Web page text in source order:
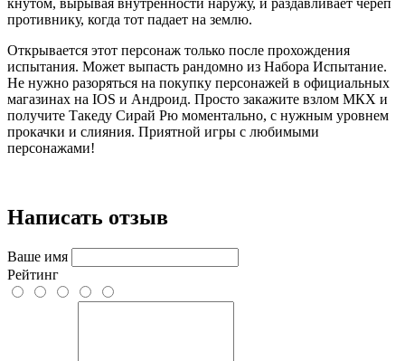
кнутом, вырывая внутренности наружу, и раздавливает череп
противнику, когда тот падает на землю.
Открывается этот персонаж только после прохождения
испытания. Может выпасть рандомно из Набора Испытание.
Не нужно разоряться на покупку персонажей в официальных
магазинах на IOS и Андроид. Просто закажите взлом МКХ и
получите Такеду Сирай Рю моментально, с нужным уровнем
прокачки и слияния. Приятной игры с любимыми
персонажами!
Написать отзыв
Ваше имя
Рейтинг